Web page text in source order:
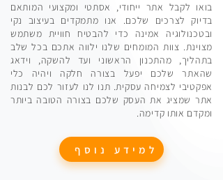
בואו לקבל אתר ייחודי, אסתטי ומקצועי המותאם
בדיוק לצרכים שלכם. אנו מתמקדים בעיצוב נקי
ובטכנולוגיה אמינה כדי להבטיח חוויית משתמש
מצוינת. צוות המומחים שלנו ילווה אתכם בכל שלב
בתהליך, מהתכנון הראשוני ועד להשקה, וידאג
שהאתר שלכם יפעל בצורה חלקה ויהיה כלי
אפקטיבי לצמיחה עסקית. תנו לנו לעזור לכם לבנות
אתר שמציג את העסק שלכם בצורה הטובה ביותר
ומקדם אותו קדימה.
למידע נוסף